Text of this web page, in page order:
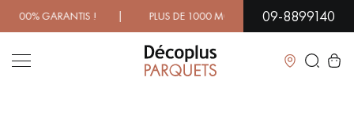
GARANTIS ! | PLUS DE 1000 MODÈLES À DÉCOUVRIR
09-8899140
Fermer